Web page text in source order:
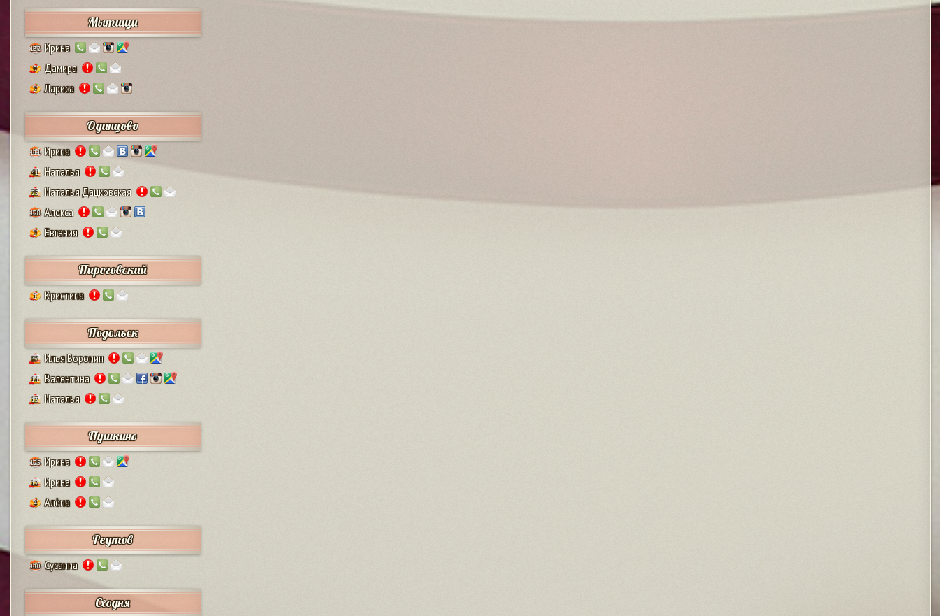
Мытищи
132 Ирина
9 Дамира
2 Лариса
Одинцово
111 Ирина
41 Наталья
25 Наталья Дацковская
128 Алекса
2 Евгения
Пироговский
1 Кристина
Подольск
37 Илья Воронин
14 Валентина
13 Наталья
Пушкино
125 Ирина
12 Ирина
4 Алёна
Реутов
110 Сусанна
Сходня